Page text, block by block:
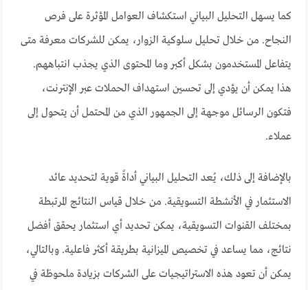
كما يسهل التحليل البياني استكشاف العوامل المؤثرة على فرص
النجاح. من خلال تحليل سلوكية الزوار، يمكن للشركات معرفة متى
يتفاعل المستخدمون بشكل أكبر وما المحتوى الذي يجذب انتباههم.
هذا يمكن أن يؤدي إلى تحسين استهداف الحملات عبر الإنترنت،
فتكون الرسائل موجهة إلى الجمهور الذي من المحتمل أن يتحول إلى
عملاء.
بالإضافة إلى ذلك، يُعد التحليل البياني أداةً قوية لتحديد عائد
الاستثمار في الأنشطة التسويقية. من خلال قياس النتائج المرتبطة
بمختلف القنوات التسويقية، يمكن تحديد أي استثمار يحقق أفضل
نتائج، مما يساعد في تخصيص الميزانية بطريقة أكثر فاعلية. وبالتالي،
يمكن أن تعود هذه الاستراتيجيات على الشركات بزيادة ملحوظة في